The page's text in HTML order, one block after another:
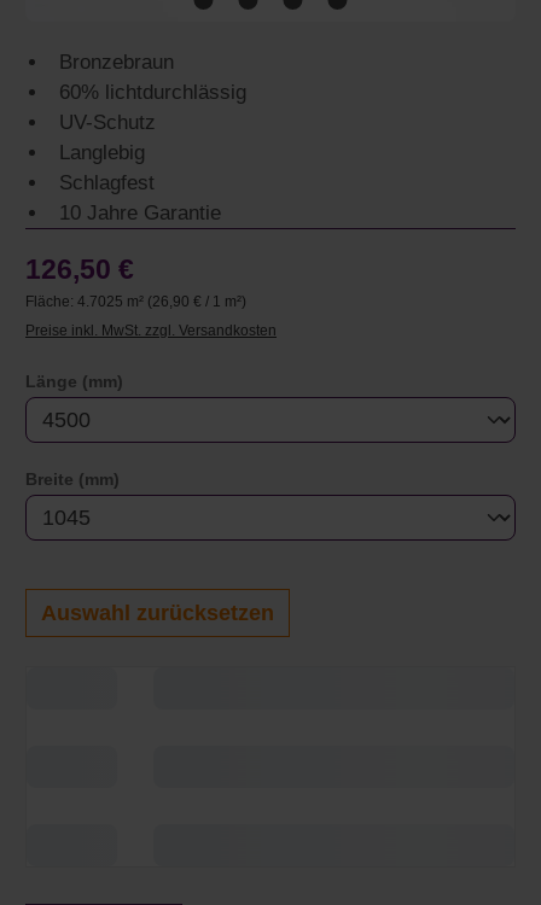
Bronzebraun
60% lichtdurchlässig
UV-Schutz
Langlebig
Schlagfest
10 Jahre Garantie
126,50 €
Fläche: 4.7025 m² (26,90 € / 1 m²)
Preise inkl. MwSt. zzgl. Versandkosten
Länge (mm)
Breite (mm)
Auswahl zurücksetzen